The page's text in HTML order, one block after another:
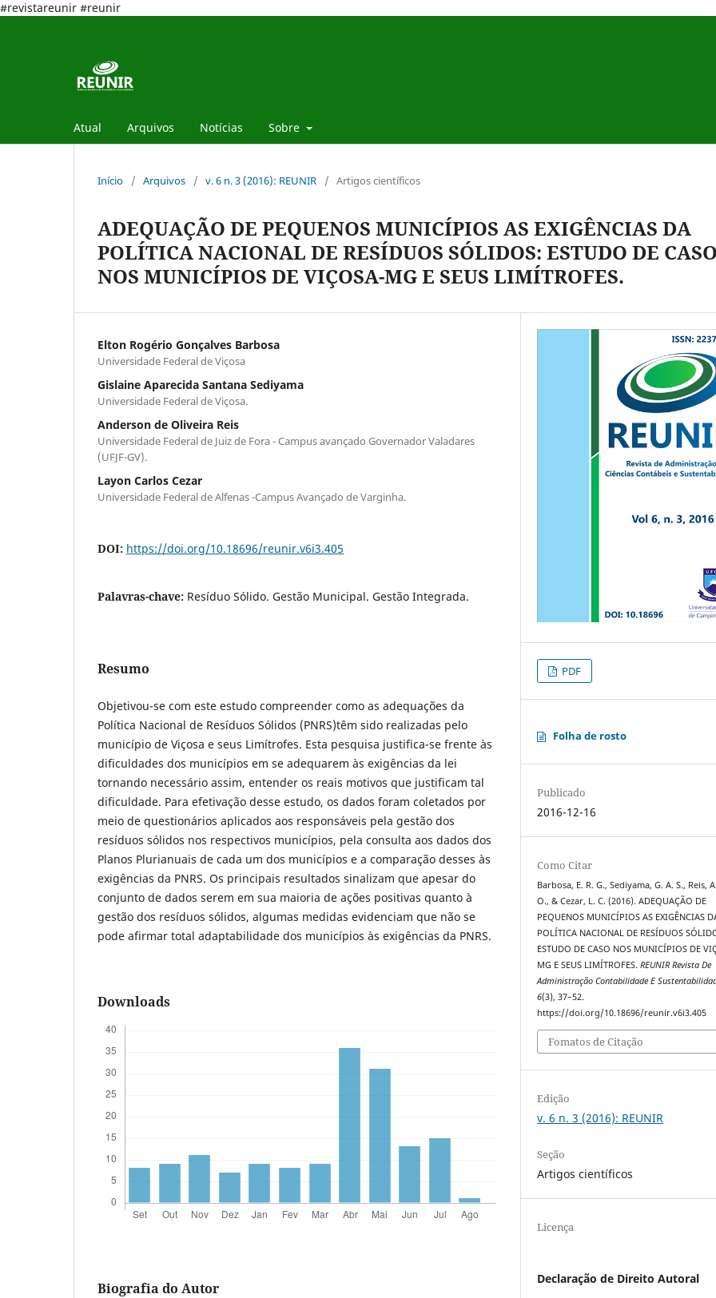
#revistareunir #reunir
Atual Arquivos Notícias Sobre
Início / Arquivos / v. 6 n. 3 (2016): REUNIR / Artigos científicos
ADEQUAÇÃO DE PEQUENOS MUNICÍPIOS AS EXIGÊNCIAS DA
POLÍTICA NACIONAL DE RESÍDUOS SÓLIDOS: ESTUDO DE CASO
NOS MUNICÍPIOS DE VIÇOSA-MG E SEUS LIMÍTROFES.
Elton Rogério Gonçalves Barbosa
Universidade Federal de Viçosa
Gislaine Aparecida Santana Sediyama
Universidade Federal de Viçosa.
Anderson de Oliveira Reis
Universidade Federal de Juiz de Fora - Campus avançado Governador Valadares
(UFJF-GV).
Layon Carlos Cezar
Universidade Federal de Alfenas -Campus Avançado de Varginha.
DOI: https://doi.org/10.18696/reunir.v6i3.405
Palavras-chave: Resíduo Sólido. Gestão Municipal. Gestão Integrada.
Resumo
Objetivou-se com este estudo compreender como as adequações da
Política Nacional de Resíduos Sólidos (PNRS)têm sido realizadas pelo
município de Viçosa e seus Limítrofes. Esta pesquisa justifica-se frente às
dificuldades dos municípios em se adequarem às exigências da lei
tornando necessário assim, entender os reais motivos que justificam tal
dificuldade. Para efetivação desse estudo, os dados foram coletados por
meio de questionários aplicados aos responsáveis pela gestão dos
resíduos sólidos nos respectivos municípios, pela consulta aos dados dos
Planos Plurianuais de cada um dos municípios e a comparação desses às
exigências da PNRS. Os principais resultados sinalizam que apesar do
conjunto de dados serem em sua maioria de ações positivas quanto à
gestão dos resíduos sólidos, algumas medidas evidenciam que não se
pode afirmar total adaptabilidade dos municípios às exigências da PNRS.
Downloads
Biografia do Autor
PDF
Folha de rosto
Publicado
2016-12-16
Como Citar
Barbosa, E. R. G., Sediyama, G. A. S., Reis,
O., & Cezar, L. C. (2016). ADEQUAÇÃO DE
PEQUENOS MUNICÍPIOS AS EXIGÊNCIAS
POLÍTICA NACIONAL DE RESÍDUOS
ESTUDO DE CASO NOS MUNICÍPIOS DE
MG E SEUS LIMÍTROFES.REUNIR Revista De
Administração Contabilidade E
6(3), 37–52.
https://doi.org/10.18696/reunir.v6i3.405
Fomatos de Citação
Edição
v. 6 n. 3 (2016): REUNIR
Seção
Artigos científicos
Licença
Declaração de Direito Autoral